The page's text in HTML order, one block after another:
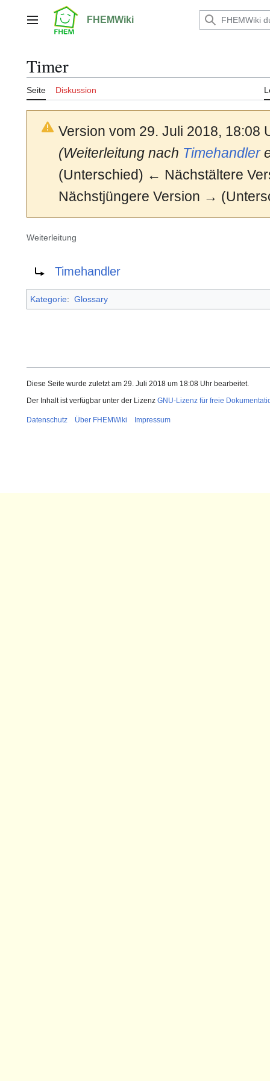
springenHauptmenü FHEMWiki
Timer
Seite Diskussion
Version vom 29. Juli 2018, 18:08
(Weiterleitung nach Timehandler
(Unterschied) ← Nächstältere
Nächstjüngere Version →
Weiterleitung
Timehandler
Kategorie: Glossary
Diese Seite wurde zuletzt am 29. Juli 2018 um 18:08 Uhr bearbeitet.
Der Inhalt ist verfügbar unter der Lizenz GNU-Lizenz für freie
Datenschutz Über FHEMWiki Impressum